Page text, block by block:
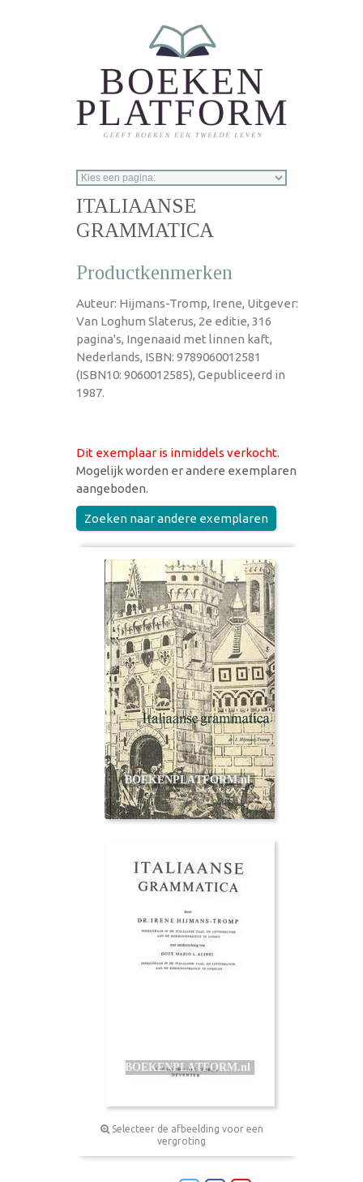
ITALIAANSE
GRAMMATICA
Productkenmerken
Auteur: Hijmans-Tromp, Irene, Uitgever:
Van Loghum Slaterus, 2e editie, 316
pagina's, Ingenaaid met linnen kaft,
Nederlands, ISBN: 9789060012581
(ISBN10: 9060012585), Gepubliceerd in
1987.
Dit exemplaar is inmiddels verkocht.
Mogelijk worden er andere exemplaren
aangeboden.
Zoeken naar andere exemplaren
Selecteer de afbeelding voor een
vergroting